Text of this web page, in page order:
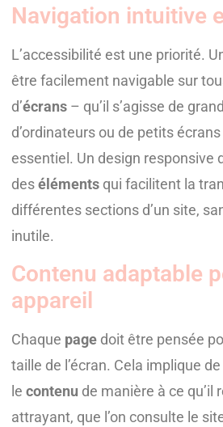
Navigation intuitive
L’accessibilité est une priorité.
être facilement navigable sur
d’écrans – qu’il s’agisse de
d’ordinateurs ou de petits écrans
essentiel. Un design responsive
deséléments qui facilitent la
différentes sections d’un site,
inutile.
Contenu adaptable
appareil
Chaque page doit être pensée
taille de l’écran. Cela implique
le contenu de manière à ce qu’il
attrayant, que l’on consulte le